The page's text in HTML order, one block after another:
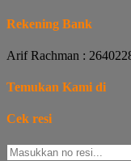
Rekening Bank
Arif Rachman :
Temukan Kami di
Cek resi